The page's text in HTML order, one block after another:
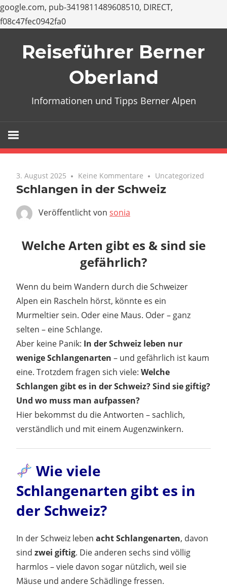
google.com, pub-3419811489608510, DIRECT,
f08c47fec0942fa0
Reiseführer Berner
Oberland
Informationen und Tipps Berner Alpen
3. August 2025 Keine Kommentare Uncategorized
Schlangen in der Schweiz
Veröffentlicht von sonia
Welche Arten gibt es & sind sie
gefährlich?
Wenn du beim Wandern durch die Schweizer
Alpen ein Rascheln hörst, könnte es ein
Murmeltier sein. Oder eine Maus. Oder – ganz
selten – eine Schlange.
Aber keine Panik: In der Schweiz leben nur
wenige Schlangenarten – und gefährlich ist kaum
eine. Trotzdem fragen sich viele: Welche
Schlangen gibt es in der Schweiz? Sind sie giftig?
Und wo muss man aufpassen?
Hier bekommst du die Antworten – sachlich,
verständlich und mit einem Augenzwinkern.
Wie viele
Schlangenarten gibt es in
der Schweiz?
In der Schweiz leben acht Schlangenarten, davon
sind zwei giftig. Die anderen sechs sind völlig
harmlos – viele davon sogar nützlich, weil sie
Mäuse und andere Schädlinge fressen.